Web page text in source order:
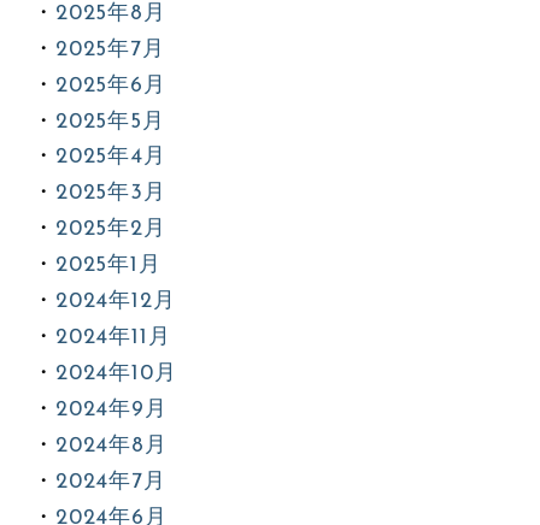
2025年8月
2025年7月
2025年6月
2025年5月
2025年4月
2025年3月
2025年2月
2025年1月
2024年12月
2024年11月
2024年10月
2024年9月
2024年8月
2024年7月
2024年6月